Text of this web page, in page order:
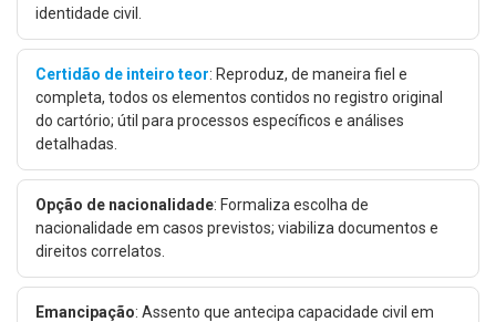
identidade civil.
Certidão de inteiro teor: Reproduz, de maneira fiel e
completa, todos os elementos contidos no registro original
do cartório; útil para processos específicos e análises
detalhadas.
Opção de nacionalidade: Formaliza escolha de
nacionalidade em casos previstos; viabiliza documentos e
direitos correlatos.
Emancipação: Assento que antecipa capacidade civil em